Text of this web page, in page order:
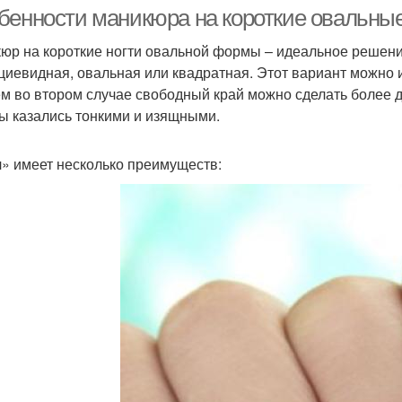
маникюра
Маникюр на лето
маникюра на короткие
на короткие ногти овальной формы – идеальное
овальная или квадратная. Этот вариант можно
во втором случае свободный край можно сделать более
казались тонкими и изящными.
имеет несколько преимуществ: